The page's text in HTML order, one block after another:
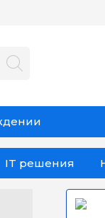
IT решения